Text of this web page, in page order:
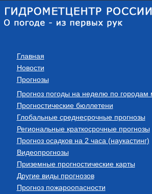
Главная
Новости
Прогнозы
Прогноз погоды на неделю по городам
Прогностические бюллетени
Глобальные среднесрочные прогнозы
Региональные краткосрочные прогнозы
Прогноз осадков на 2 часа (наукастинг)
Видеопрогнозы
Приземные прогностические карты
Другие виды прогнозов
Прогноз пожароопасности